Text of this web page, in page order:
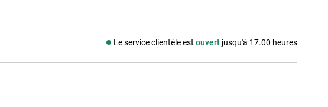
Le service clientèle est ouvert jusqu'à 17.00 heures
Média social